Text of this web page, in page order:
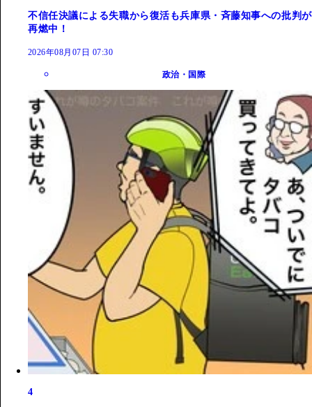
不信任決議による失職から復活も兵庫県・斉藤知事への批判が
再燃中！
2026年08月07日 07:30
政治・国際
4